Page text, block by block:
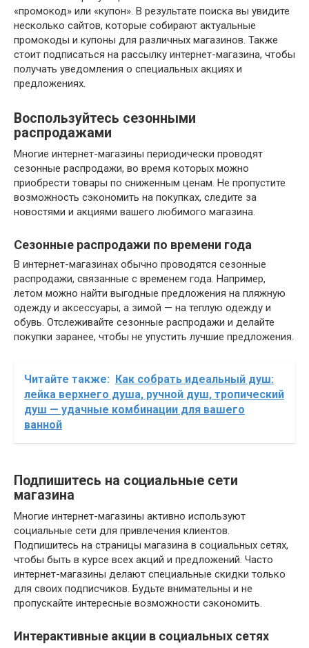
«промокод» или «купон». В результате поиска вы увидите
несколько сайтов, которые собирают актуальные
промокоды и купоны для различных магазинов. Также
стоит подписаться на рассылку интернет-магазина, чтобы
получать уведомления о специальных акциях и
предложениях.
Воспользуйтесь сезонными
распродажами
Многие интернет-магазины периодически проводят
сезонные распродажи, во время которых можно
приобрести товары по сниженным ценам. Не пропустите
возможность сэкономить на покупках, следите за
новостями и акциями вашего любимого магазина.
Сезонные распродажи по времени года
В интернет-магазинах обычно проводятся сезонные
распродажи, связанные с временем года. Например,
летом можно найти выгодные предложения на пляжную
одежду и аксессуары, а зимой — на теплую одежду и
обувь. Отслеживайте сезонные распродажи и делайте
покупки заранее, чтобы не упустить лучшие предложения.
Читайте также: Как собрать идеальный душ:
лейка верхнего душа, ручной душ, тропический
душ — удачные комбинации для вашего
ванной
Подпишитесь на социальные сети
магазина
Многие интернет-магазины активно используют
социальные сети для привлечения клиентов.
Подпишитесь на страницы магазина в социальных сетях,
чтобы быть в курсе всех акций и предложений. Часто
интернет-магазины делают специальные скидки только
для своих подписчиков. Будьте внимательны и не
пропускайте интересные возможности сэкономить.
Интерактивные акции в социальных сетях